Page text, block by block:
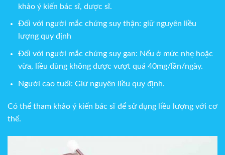
khảo ý kiến bác sĩ, dược sĩ.
Đối với người mắc chứng suy thận: giữ nguyên liều
lượng quy định
Đối với người mắc chứng suy gan: Nếu ở mức nhẹ hoặc
vừa, liều dùng không được vượt quá 40mg/lần/ngày.
Người cao tuổi: Giữ nguyên liều quy định.
Có thể tham khảo ý kiến bác sĩ để sử dụng liều lượng với cơ
thể.